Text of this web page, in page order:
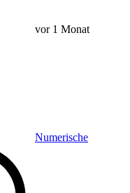
vor 1 Monat
Numerische